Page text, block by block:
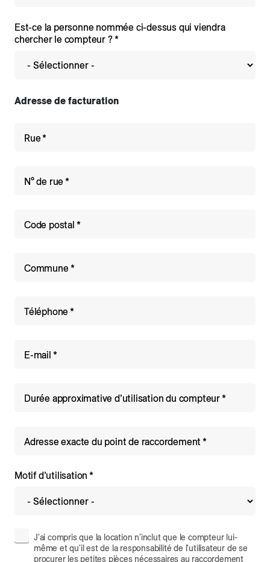
Est-ce la personne nommée ci-dessus qui viendra
chercher le compteur ?
Adresse de facturation
Rue
N° de rue
Code postal
Commune
Téléphone
E-mail
Durée approximative d’utilisation du compteur
Adresse exacte du point de raccordement
Motif d’utilisation
J'ai compris que la location n'inclut que le compteur lui-
même et qu'il est de la responsabilité de l'utilisateur de se
procurer les petites pièces nécessaires au raccordement